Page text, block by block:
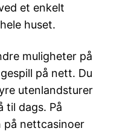
et enkelt
huset.
muligheter på
på nett. Du
utenlandsturer
til dags. På
nettcasinoer